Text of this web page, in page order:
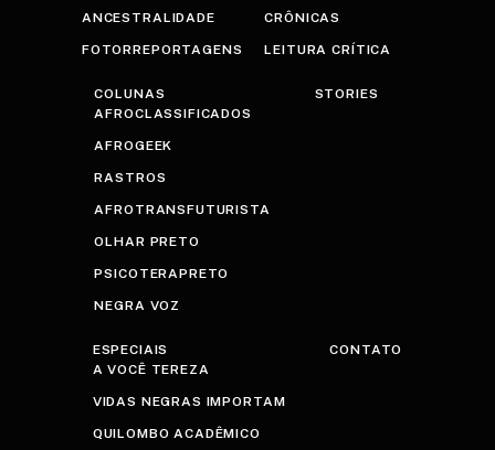
ANCESTRALIDADE
FOTORREPORTAGENS
CRÔNICAS
LEITURA CRÍTICA
COLUNAS
AFROCLASSIFICADOS
AFROGEEK
RASTROS
AFROTRANSFUTURISTA
OLHAR PRETO
PSICOTERAPRETO
NEGRA VOZ
STORIES
ESPECIAIS
A VOCÊ TEREZA
VIDAS NEGRAS IMPORTAM
QUILOMBO ACADÊMICO
CONTATO